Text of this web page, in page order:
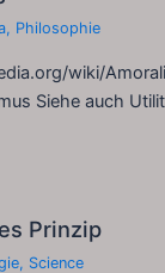
, Philosophie
wiki/
Siehe auch
Prinzip
, Science